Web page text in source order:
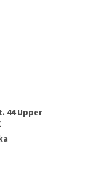
44 Upper